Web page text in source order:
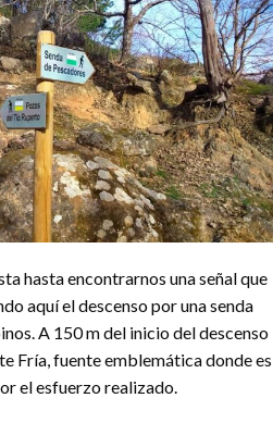
hasta encontrarnos una señal que
aquí el descenso por una senda
A 150 m del inicio del descenso
Fría, fuente emblemática donde es
el esfuerzo realizado.